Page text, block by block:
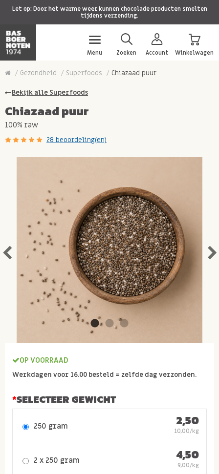
Let op: Door het warme weer kunnen chocolade producten smelten
tijdens verzending.
Menu Zoeken Account Winkelwagen
Gezondheid Superfoods Chiazaad puur
Bekijk alle Superfoods
Chiazaad puur
100% raw
28 beoordeling(en)
OP VOORRAAD
Werkdagen voor 16.00 besteld = zelfde dag verzonden.
SELECTEER GEWICHT
250 gram 2,50
10,00/kg
2 x 250 gram 4,50
9,00/kg